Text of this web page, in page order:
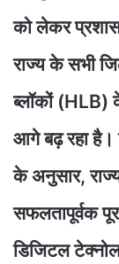
को लेकर
राज्य के सभी
ब्लॉकों (HLB)
आगे बढ़ रहा है।
के अनुसार,
सफलतापूर्वक
डिजिटल